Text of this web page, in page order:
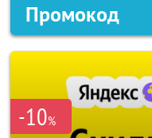
Промокод
-10%